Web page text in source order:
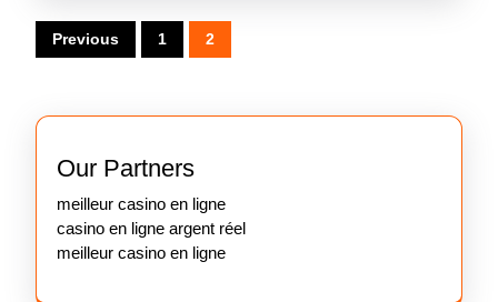
Posts
pagination
Previous 1 2
Our Partners
meilleur casino en ligne
casino en ligne argent réel
meilleur casino en ligne